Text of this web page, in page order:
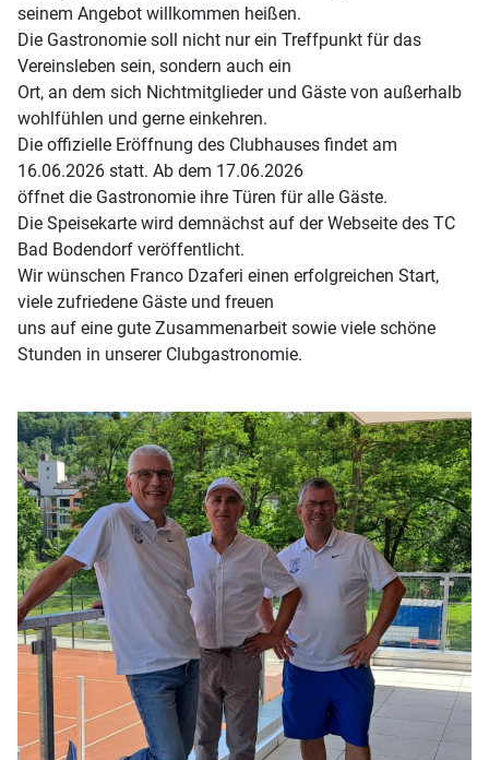
seinem Angebot willkommen heißen.
Die Gastronomie soll nicht nur ein Treffpunkt für das
Vereinsleben sein, sondern auch ein
Ort, an dem sich Nichtmitglieder und Gäste von außerhalb
wohlfühlen und gerne einkehren.
Die offizielle Eröffnung des Clubhauses findet am
16.06.2026 statt. Ab dem 17.06.2026
öffnet die Gastronomie ihre Türen für alle Gäste.
Die Speisekarte wird demnächst auf der Webseite des TC
Bad Bodendorf veröffentlicht.
Wir wünschen Franco Dzaferi einen erfolgreichen Start,
viele zufriedene Gäste und freuen
uns auf eine gute Zusammenarbeit sowie viele schöne
Stunden in unserer Clubgastronomie.